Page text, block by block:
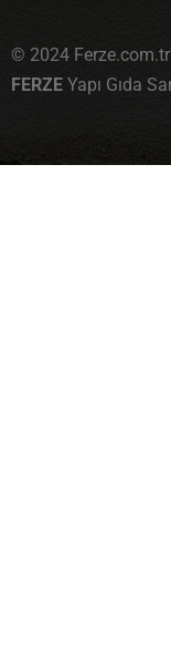
© 2024
FERZE Yapı Gıda